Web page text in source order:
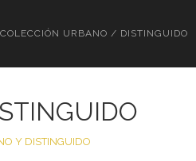
COLECCIÓN URBANO / DISTINGUIDO
Y DISTINGUIDO